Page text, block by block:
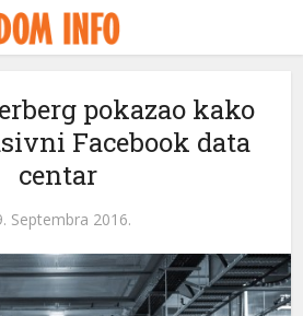
pokazao kako
Facebook data
centar
Septembra 2016.